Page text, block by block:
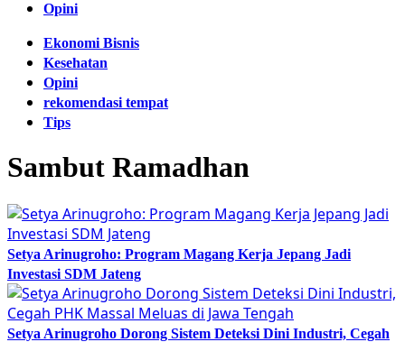
Opini
Ekonomi Bisnis
Kesehatan
Opini
rekomendasi tempat
Tips
Sambut Ramadhan
Setya Arinugroho: Program Magang Kerja Jepang Jadi
Investasi SDM Jateng
Setya Arinugroho Dorong Sistem Deteksi Dini Industri, Cegah